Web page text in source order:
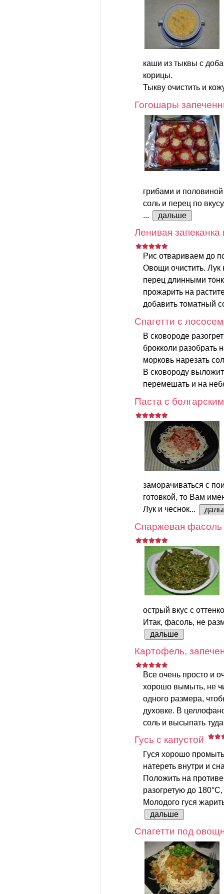
каши из тыквы с
корицы.
Тыкву очистить и
Гогошары
грибами и
соль и перец по
...
дальше
Ленивая
Рис отвариваем до
Овощи очистить. Лук
перец длинными
прожарить на
добавить томатный
Спагетти с
В сковороде
брокколи разобрать
морковь нарезать
В сковороду
перемешать и на
Паста с
заморачиваться с
готовкой, то Вам
Лук и чеснок...
Спаржевая
острый вкус с
Итак, фасоль, не
дальше
Картофель,
Все очень просто и
хорошо вымыть, не
одного размера,
духовке. В
соль и высыпать
Гусь с капустой
Гуся хорошо
натереть внутри и
Положить на
разогретую до
Молодого гуся
дальше
Спагетти под